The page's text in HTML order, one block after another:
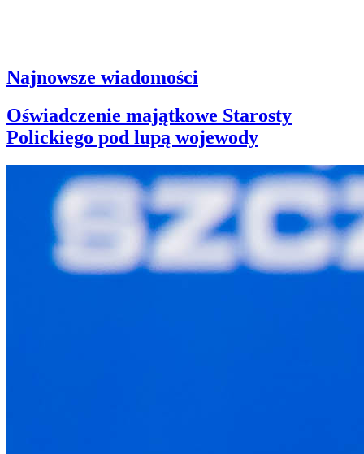
Najnowsze wiadomości
Oświadczenie majątkowe Starosty
Polickiego pod lupą wojewody